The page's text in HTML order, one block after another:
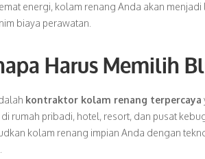
energi, kolam renang Anda akan
biaya perawatan.
Harus Memilih
kontraktor kolam renang terpercaya
rumah pribadi, hotel, resort, dan pusat
kolam renang impian Anda dengan